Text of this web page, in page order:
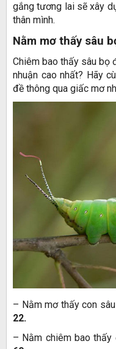
gắng tương lai sẽ xây
thân mình.
Nằm mơ thấy sâu
Chiêm bao thấy sâu bọ
nhuận cao nhất? Hãy
đề thông qua giấc mơ
– Nằm mơ thấy con
22.
– Nằm chiêm bao